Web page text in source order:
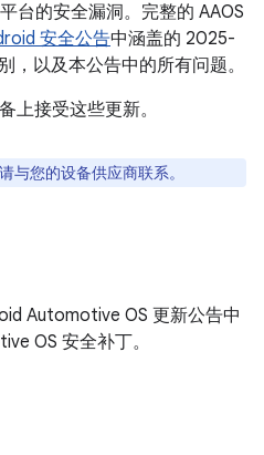
台的安全漏洞。完整的 AAOS
安全公告中涵盖的 2025-
，以及本公告中的所有问题。
上接受这些更新。
与您的设备供应商联系。
Automotive OS 更新公告中
OS 安全补丁。